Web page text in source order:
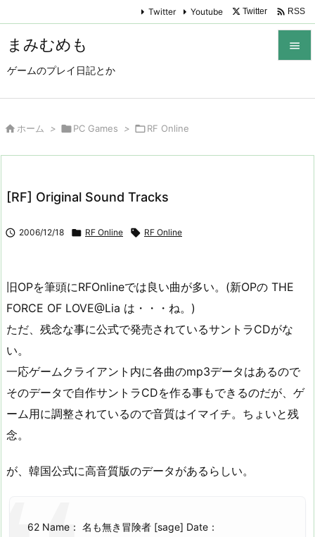
まみむめも
ゲームのプレイ日記とか

Twitter Youtube Twitter  RSS
 ホーム > PC Games > RF Online
[RF] Original Sound Tracks
 2006/12/18  RF Online  RF Online
旧OPを筆頭にRFOnlineでは良い曲が多い。(新OPの THE
FORCE OF LOVE@Lia は・・・ね。)
ただ、残念な事に公式で発売されているサントラCDがな
い。
一応ゲームクライアント内に各曲のmp3データはあるので
そのデータで自作サントラCDを作る事もできるのだが、ゲ
ーム用に調整されているので音質はイマイチ。ちょいと残
念。
が、韓国公式に高音質版のデータがあるらしい。
62 Name： 名も無き冒険者 [sage] Date：